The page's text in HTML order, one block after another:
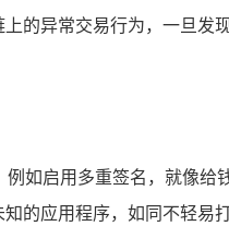
的异常交易行为，一旦发
如启用多重签名，就像给
的应用程序，如同不轻易